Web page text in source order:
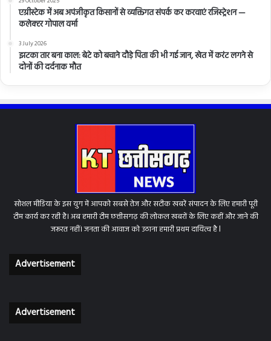
एग्रीस्टेक में अब अपंजीकृत किसानों से व्यक्तिगत संपर्क कर करवाएं रजिस्ट्रेशन —
कलेक्टर गोपाल वर्मा
3 July 2026
झटका तार बना काल: बेटे को बचाने दौड़े पिता की भी गई जान, खेत में करंट लगने से
दोनों की दर्दनाक मौत
सोशल मीडिया के इस युग में आपको सबसे तेज और सटीक खबरें संपादन के लिए हमारी पूरी
टीम कार्य कर रही है। अब हमारी टीम छत्तीसगढ़ की लोकल खबरों के लिए कहीं और जाने की
जरूरत नहीं। जनता की आवाज को उठाना हमारी प्रथम दायित्व है l
Advertisement
Advertisement